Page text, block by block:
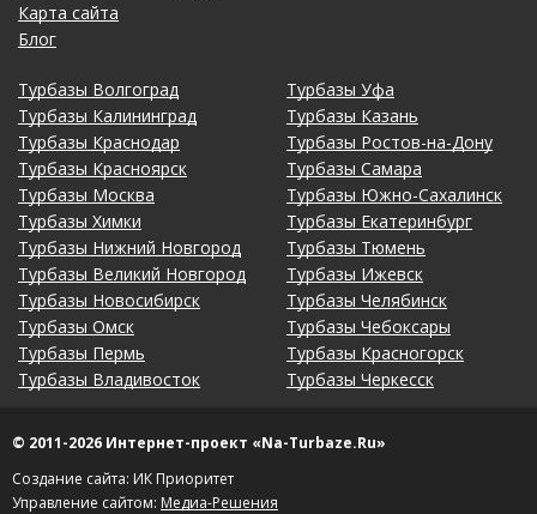
Карта сайта
Блог
Турбазы Волгоград
Турбазы Калининград
Турбазы Краснодар
Турбазы Красноярск
Турбазы Москва
Турбазы Химки
Турбазы Нижний Новгород
Турбазы Великий Новгород
Турбазы Новосибирск
Турбазы Омск
Турбазы Пермь
Турбазы Владивосток
Турбазы Уфа
Турбазы Казань
Турбазы Ростов-на-Дону
Турбазы Самара
Турбазы Южно-Сахалинск
Турбазы Екатеринбург
Турбазы Тюмень
Турбазы Ижевск
Турбазы Челябинск
Турбазы Чебоксары
Турбазы Красногорск
Турбазы Черкесск
© 2011-2026 Интернет-проект «Na-Turbaze.Ru»
Создание сайта: ИК Приоритет
Управление сайтом: Медиа-Решения